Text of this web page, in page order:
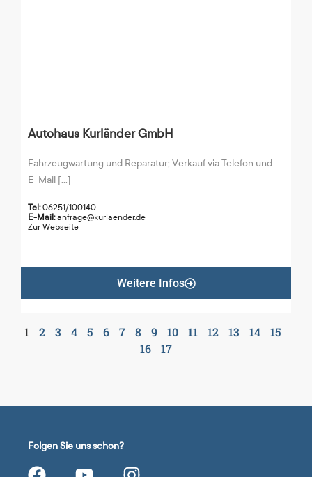
Autohaus Kurländer GmbH
Fahrzeugwartung und Reparatur; Verkauf via Telefon und
E-Mail [...]
Tel:06251/100140
E-Mail:anfrage@kurlaender.de
Zur Webseite
Weitere Infos
1 2 3 4 5 6 7 8 9 10 11 12 13 14
15
16
17
Folgen Sie uns schon?